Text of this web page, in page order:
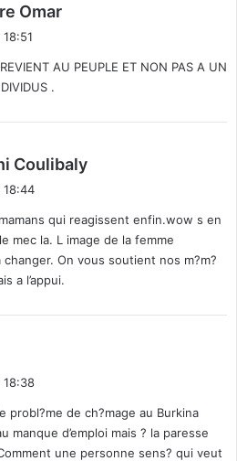
Omar
AU PEUPLE ET NON PAS A UN
.
Coulibaly
:
18:44
qui reagissent enfin.wow s en
mec la. L image de la femme
changer. On vous soutient nos m?m?
a l’appui.
18:38
probl?me de ch?mage au Burkina
manque d’emploi mais ? la paresse
une personne sens? qui veut